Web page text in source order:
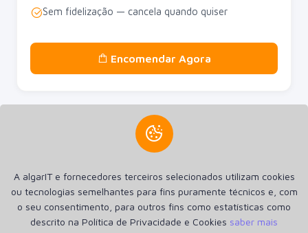
Sem fidelização — cancela quando quiser
Encomendar Agora
online Aplicações Android e Apple iOS. Hospedagem SSD de
alta performance e Registro de Domínios.
InicioAnúnciosPolítica de Privacidade e Cookies
A algarIT e fornecedores terceiros selecionados utilizam cookies
ou tecnologias semelhantes para fins puramente técnicos e, com
o seu consentimento, para outros fins como estatísticas como
descrito na Política de Privacidade e Cookies saber mais